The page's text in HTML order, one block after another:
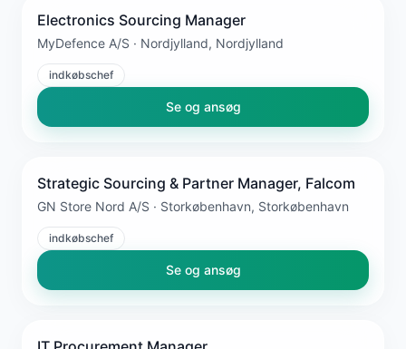
Electronics Sourcing Manager
MyDefence A/S · Nordjylland, Nordjylland
indkøbschef
Se og ansøg
Strategic Sourcing & Partner Manager, Falcom
GN Store Nord A/S · Storkøbenhavn, Storkøbenhavn
indkøbschef
Se og ansøg